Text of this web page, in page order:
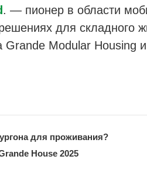
. — пионер в области
для складного
Modular Housing
для проживания?
House 2025